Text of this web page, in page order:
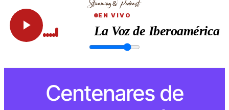
EN VIVO
La Voz de Iberoamérica
Centenares de